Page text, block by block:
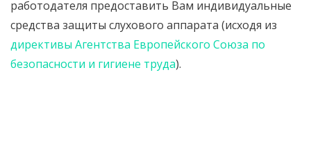
работодателя предоставить Вам индивидуальные
средства защиты слухового аппарата (исходя из
директивы Агентства Европейского Союза по
безопасности и гигиене труда).